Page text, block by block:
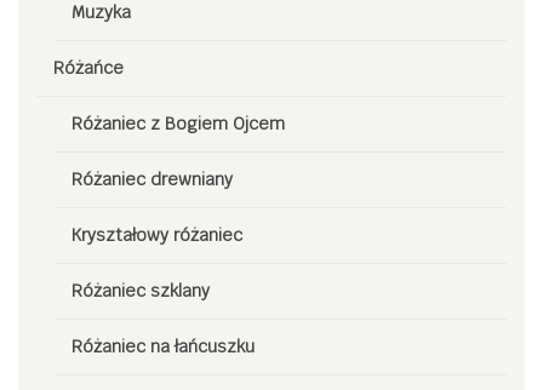
Muzyka
Różańce
Różaniec z Bogiem Ojcem
Różaniec drewniany
Kryształowy różaniec
Różaniec szklany
Różaniec na łańcuszku